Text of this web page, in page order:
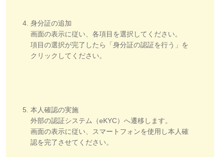
身分証の追加
画面の表示に従い、各項目を選択してください。
項目の選択が完了したら「身分証の認証を行う」を
クリックしてください。
本人確認の実施
外部の認証システム（eKYC）へ遷移します。
画面の表示に従い、スマートフォンを使用し本人確
認を完了させてください。